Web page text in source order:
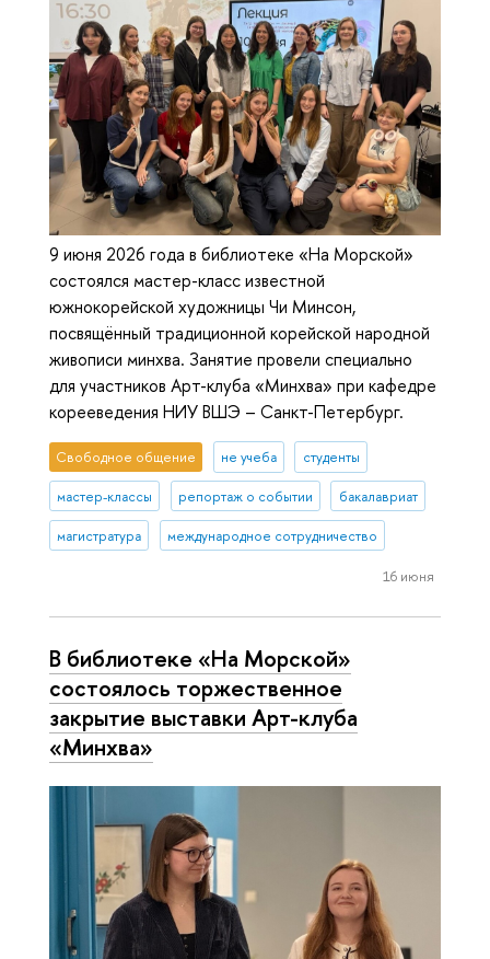
9 июня 2026 года в библиотеке «На Морской»
состоялся мастер-класс известной
южнокорейской художницы Чи Минсон,
посвящённый традиционной корейской народной
живописи минхва. Занятие провели специально
для участников Арт-клуба «Минхва» при кафедре
корееведения НИУ ВШЭ – Санкт-Петербург.
Свободное общение не учеба студенты
мастер-классы репортаж о событии бакалавриат
магистратура международное сотрудничество
16 июня
В библиотеке «На Морской»
состоялось торжественное
закрытие выставки Арт-клуба
«Минхва»